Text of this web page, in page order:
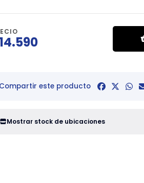
Compartir este producto
Mostrar stock de ubicaciones